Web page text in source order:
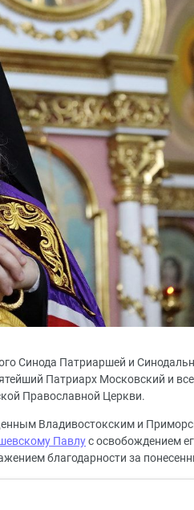
Синода Патриаршей и
Патриарх Московский и
Православной Церкви.
Владивостокским и
Павлус освобождением
благодарности за